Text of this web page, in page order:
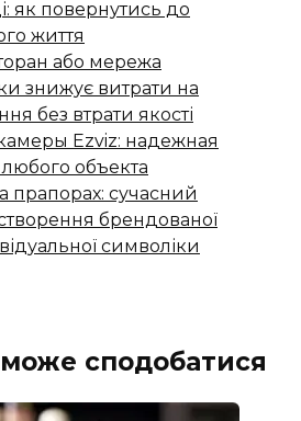
як повернутись до
життя
або мережа
знижує витрати на
без втрати якості
Ezviz: надежная
объекта
прапорах: сучасний
брендованої
символіки
сподобатися